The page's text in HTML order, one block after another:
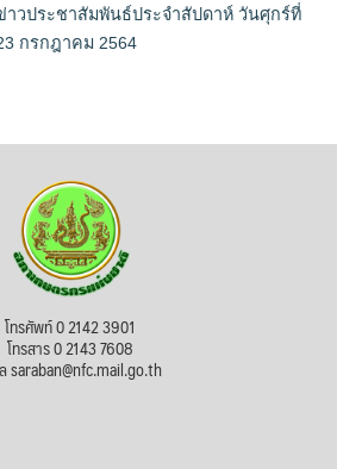
าวประชาสัมพันธ์ประจำสัปดาห์ วันศุกร์ที่
กรกฎาคม 2564
โทรศัพท์ 0 2142 3901
โทรสาร 0 2143 7608
saraban@nfc.mail.go.th